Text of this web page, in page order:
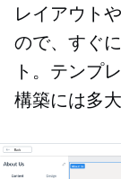
レイアウト
ので、すぐ
ト。テンプ
構築には多